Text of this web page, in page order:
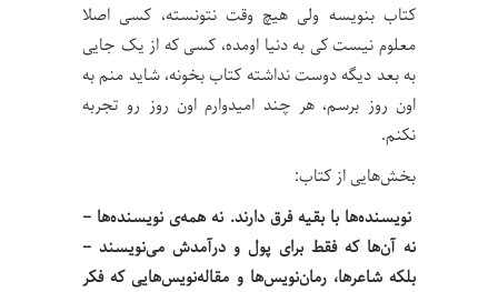
کتاب بنویسه ولی هیچ وقت نتونسته، کسی اصلا
معلوم نیست کی به دنیا اومده، کسی که از یک جایی
به بعد دیگه دوست نداشته کتاب بخونه، شاید منم به
اون روز برسم، هر چند امیدوارم اون روز رو تجربه
نکنم.
بخش‌هایی از کتاب:
نویسنده‌ها با بقیه فرق دارند. نه همه‌ی نویسنده‌ها –
نه آن‌ها که فقط برای پول و درآمدش می‌نویسند –
بلکه شاعرها، رمان‌نویس‌ها و مقاله‌نویس‌هایی که فکر